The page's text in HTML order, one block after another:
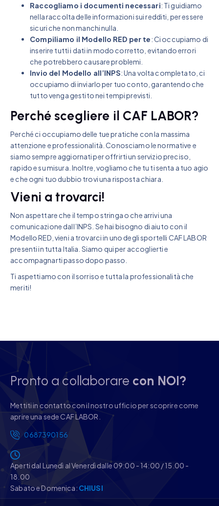
Raccogliamo i documenti necessari: Ti guidiamo
nella raccolta delle informazioni sui redditi, per essere
sicuri che non manchi nulla.
Compiliamo il Modello RED per te: Ci occupiamo di
inserire tutti i dati in modo corretto, evitando errori
che potrebbero causare problemi.
Invio del Modello all’INPS: Una volta completato, ci
occupiamo di inviarlo per tuo conto, garantendo che
tutto venga gestito nei tempi previsti.
Perché scegliere il CAF LABOR?
Perché ci occupiamo delle tue pratiche con la massima
attenzione e professionalità. Conosciamo le normative e
siamo sempre aggiornati per offrirti un servizio preciso,
rapido e su misura. Inoltre, vogliamo che tu ti senta a tuo agio
e che ogni tuo dubbio trovi una risposta chiara.
Vieni a trovarci!
Non aspettare che il tempo stringa o che arrivi una
comunicazione dall’INPS. Se hai bisogno di aiuto con il
Modello RED, vieni a trovarci in uno degli sportelli CAF LABOR
presenti in tutta Italia. Siamo qui per accoglierti e
accompagnarti passo dopo passo.
Ti aspettiamo con il sorriso e tutta la professionalità che
meriti!
Pronto a collaborare con NOI?
Mettiti in contatto con il nostro ufficio per scoprire come
aprire una sede CAF LABOR.
0687390156
Aperti dal Lunedì al Venerdì dalle 09:00 - 14:00 / 15.00 -
18.00
Sabato e Domenica: CHIUSI